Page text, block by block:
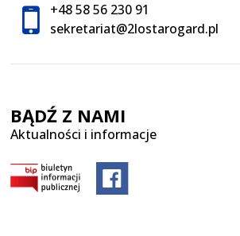
+48 58 56 230 91
sekretariat@2lostarogard.pl
BĄDŹ Z NAMI
Aktualności i informacje